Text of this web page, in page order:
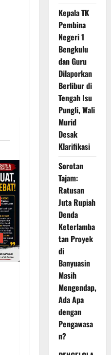
Kepala TK
Pembina
Negeri 1
Bengkulu
dan Guru
Dilaporkan
Berlibur di
Tengah Isu
Pungli, Wali
Murid
Desak
Klarifikasi
Sorotan
Tajam:
Ratusan
Juta Rupiah
Denda
Keterlamba
tan Proyek
di
Banyuasin
Masih
Mengendap,
Ada Apa
dengan
Pengawasa
n?